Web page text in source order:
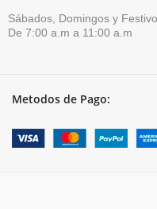
Sábados, Domingos y
De 7:00 a.m a 11:00 a.m
Metodos de Pago: